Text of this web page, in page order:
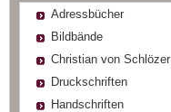
Adressbücher
Bildbände
Christian von Schlözer
Druckschriften
Handschriften